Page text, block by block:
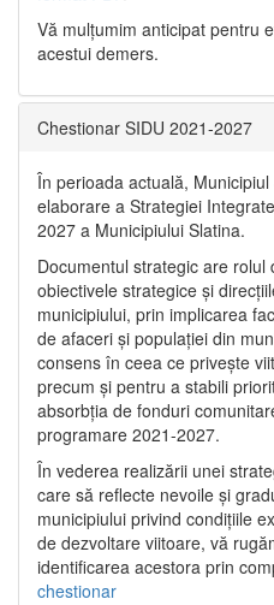
Vă mulţumim anticipat pentru
acestui demers.
Chestionar SIDU 2021-2027
În perioada actuală,
elaborare a Strategiei
2027 a Municipiului Slatina.
Documentul strategic are rolul
obiectivele strategice și
municipiului, prin implicarea
de afaceri și populației din
consens în ceea ce privește
precum și pentru a stabili
absorbția de fonduri
programare 2021-2027.
În vederea realizării unei
care să reflecte nevoile și
municipiului privind condițiile
de dezvoltare viitoare, vă
identificarea acestora prin
chestionar